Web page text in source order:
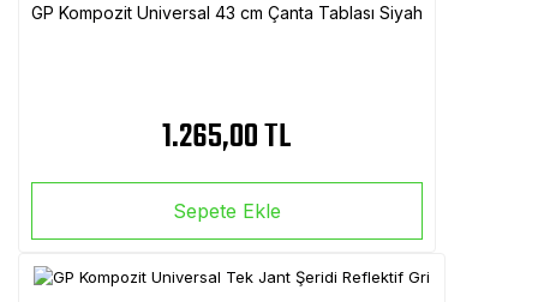
GP Kompozit Universal 43 cm Çanta Tablası Siyah
1.265,00 TL
Sepete Ekle